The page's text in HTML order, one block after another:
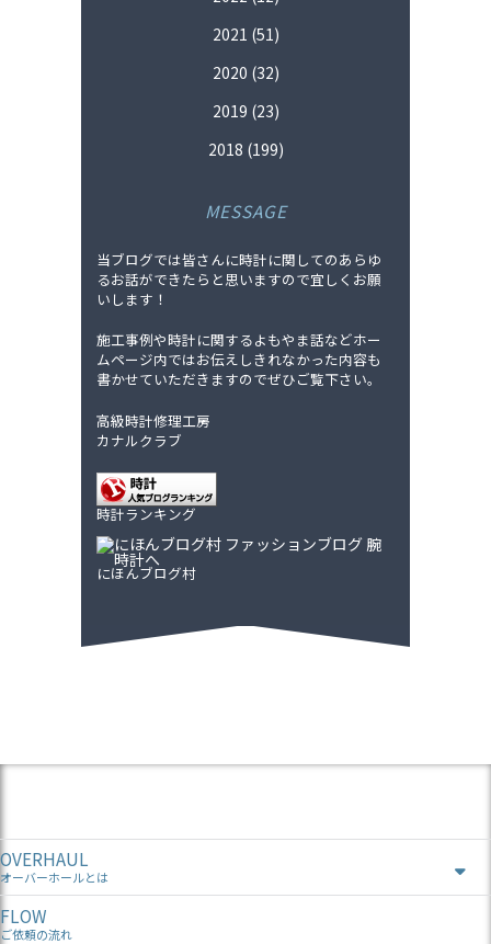
2021 (51)
2020 (32)
2019 (23)
2018 (199)
MESSAGE
当ブログでは皆さんに時計に関してのあらゆ
るお話ができたらと思いますので宜しくお願
いします！
施工事例や時計に関するよもやま話などホー
ムページ内ではお伝えしきれなかった内容も
書かせていただきますのでぜひご覧下さい。
高級時計修理工房
カナルクラブ
時計ランキング
にほんブログ村
OVERHAUL
オーバーホールとは
FLOW
ご依頼の流れ